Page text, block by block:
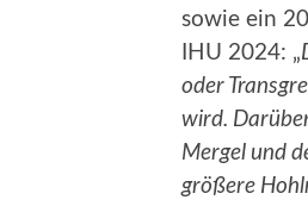
sowie ein
IHU 2024: „
oder
wird.
Mergel und
größere